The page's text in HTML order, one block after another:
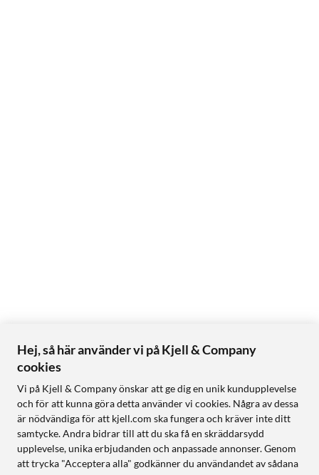
Hej, så här använder vi på Kjell & Company
cookies
Vi på Kjell & Company önskar att ge dig en unik kundupplevelse
och för att kunna göra detta använder vi cookies. Några av dessa
är nödvändiga för att kjell.com ska fungera och kräver inte ditt
samtycke. Andra bidrar till att du ska få en skräddarsydd
upplevelse, unika erbjudanden och anpassade annonser. Genom
att trycka "Acceptera alla" godkänner du användandet av sådana